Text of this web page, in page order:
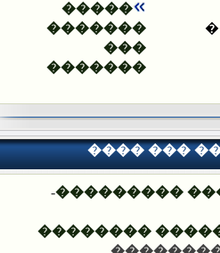
�����
�������
���
�������
���� ���
�������� ��
-
���� �����